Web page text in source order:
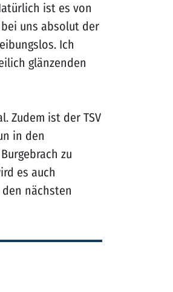
ist es von
uns absolut der
Ich
glänzenden
Zudem ist der TSV
in den
zu
es auch
nächsten